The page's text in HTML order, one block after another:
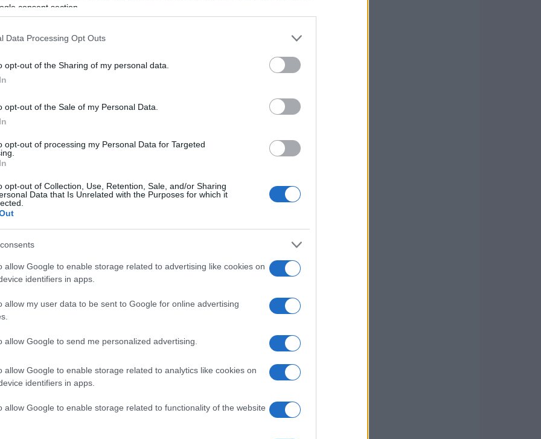
consent section.
Data Processing Opt Outs
opt-out of the Sharing of my personal data.
opt-out of the Sale of my Personal Data.
opt-out of processing my Personal Data for Targeted
opt-out of Collection, Use, Retention, Sale, and/or Sharing
Data that Is Unrelated with the Purposes for which it
allow Google to enable storage related to advertising like cookies on
identifiers in apps.
allow my user data to be sent to Google for online advertising
allow Google to send me personalized advertising.
allow Google to enable storage related to analytics like cookies on
identifiers in apps.
allow Google to enable storage related to functionality of the website
miel de brezo)
gas 6 y forrar un molde de 20 x 20 cm con
la miel y una pizca de sal en una
y combinada, incorporar la avena.